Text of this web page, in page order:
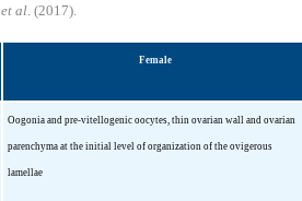
et al . (2017).
Female
Oogonia and pre-vitellogenic oocytes, thin ovarian wall and ovarian
parenchyma at the initial level of organization of the ovigerous
lamellae